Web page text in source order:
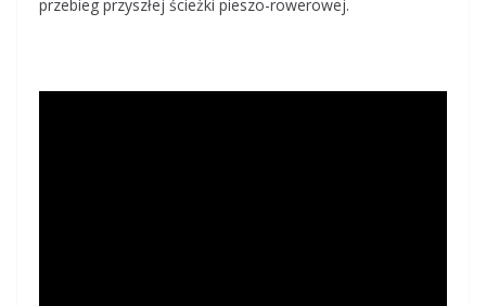
przebieg przyszłej ścieżki pieszo-rowerowej.